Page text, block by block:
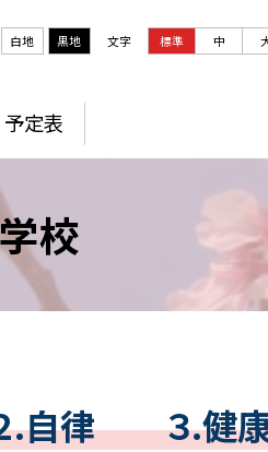
白地 黒地 文字 標準 中
予定表
校
.自律 ３.健